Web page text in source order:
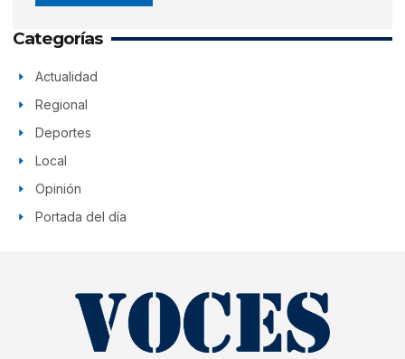
Categorías
Actualidad
Regional
Deportes
Local
Opinión
Portada del día